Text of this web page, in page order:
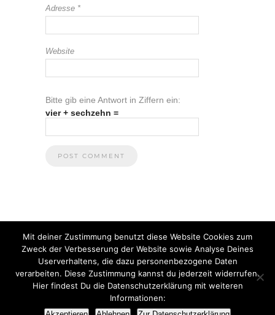
Adresse *
Website
Bitte gib eine Antwort in Ziffern ein:
vier + sechzehn =
© 2021 Anna Heuberger
Mit deiner Zustimmung benutzt diese Website Cookies zum
Zweck der Verbesserung der Website sowie Analyse Deines
Userverhaltens, die dazu personenbezogene Daten
verarbeiten. Diese Zustimmung kannst du jederzeit widerrufen.
Hier findest Du die Datenschutzerklärung mit weiteren
Informationen: